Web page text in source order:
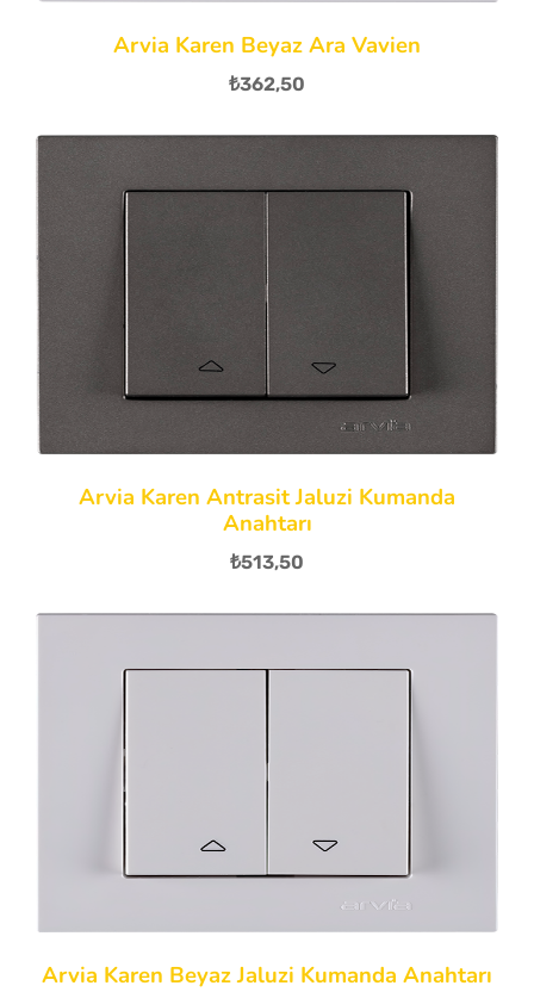
Arvia Karen Beyaz Ara Vavien
₺362,50
Arvia Karen Antrasit Jaluzi Kumanda
Anahtarı
₺513,50
Arvia Karen Beyaz Jaluzi Kumanda Anahtarı